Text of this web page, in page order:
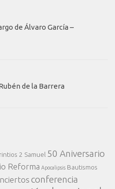
de Álvaro García –
de la Barrera
2 Samuel 50 Aniversario
Reforma Apocalipsis Bautismos
conferencia